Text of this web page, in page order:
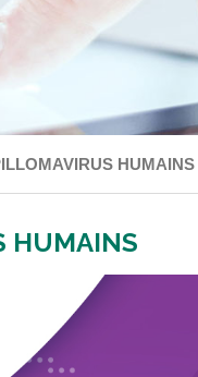
HUMAINS
HUMAINS